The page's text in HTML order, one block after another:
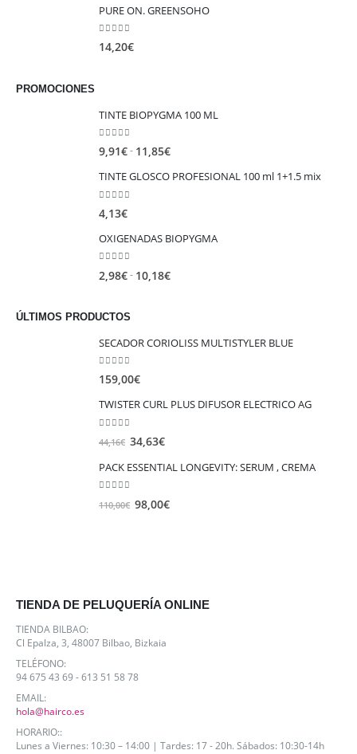
original
29,00€.
actual
PURE ON. GREENSOHO
0 out of 5
14,20€
PROMOCIONES
TINTE BIOPYGMA 100 ML
0 out of 5
9,91€- 11,85€Rango
precios:
hasta
TINTE GLOSCO PROFESIONAL 100 ml 1+1.5 mix
4,13€
OXIGENADAS BIOPYGMA
2,98€- 10,18€Rango
2,98€
ÚLTIMOS PRODUCTOS
SECADOR CORIOLISS MULTISTYLER BLUE
0 out of 5
159,00€
TWISTER CURL PLUS DIFUSOR ELECTRICO AG
44,16€ El
original
44,16€.
34,63€El
actual
34,63€.
PACK ESSENTIAL LONGEVITY: SERUM , CREMA
110,00€ El
98,00€El
TIENDA DE PELUQUERÍA ONLINE
TIENDA BILBAO:
Cl Epalza, 3, 48007 Bilbao, Bizkaia
TELÉFONO:
94 675 43 69 - 613 51 58 78
EMAIL:
hola@hairco.es
HORARIO::
Lunes a Viernes: 10:30 – 14:00 | Tardes: 17 - 20h. Sábados: 10:30-14h